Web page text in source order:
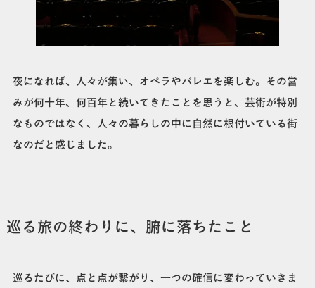
夜になれば、人々が集い、オペラやバレエを楽しむ。その営
みが何十年、何百年と続いてきたことを思うと、芸術が特別
なものではなく、人々の暮らしの中に自然に根付いている街
なのだと感じました。
巡る旅の終わりに、腑に落ちたこと
巡るたびに、点と点が繋がり、一つの確信に変わっていきま